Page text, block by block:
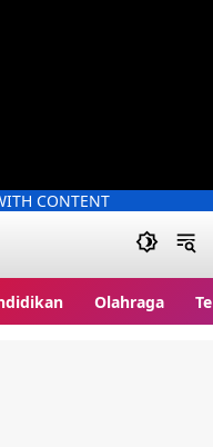
CONTENT
Olahraga